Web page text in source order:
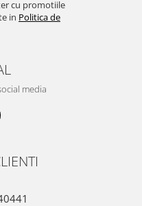
cu promotiile
in Politica de
media